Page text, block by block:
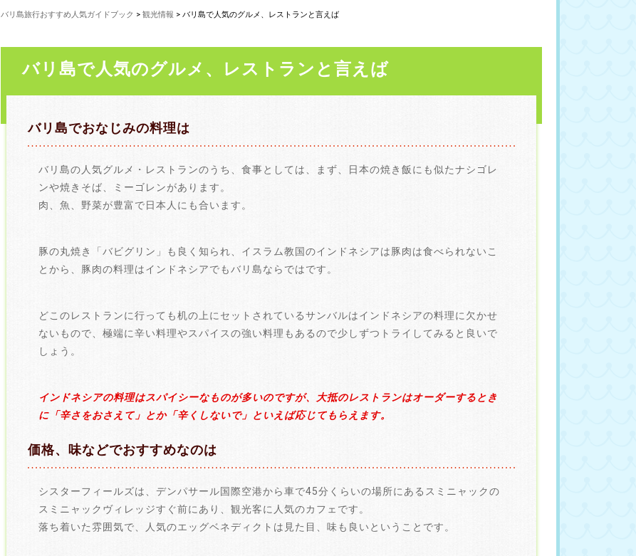
バリ島旅行おすすめ人気ガイドブック > 観光情報 > バリ島で人気のグルメ、レストランと言えば
バリ島で人気のグルメ、レストランと言えば
バリ島でおなじみの料理は
バリ島の人気グルメ・レストランのうち、食事としては、まず、日本の焼き飯にも似たナシゴレ
ンや焼きそば、ミーゴレンがあります。
肉、魚、野菜が豊富で日本人にも合います。
豚の丸焼き「バビグリン」も良く知られ、イスラム教国のインドネシアは豚肉は食べられないこ
とから、豚肉の料理はインドネシアでもバリ島ならではです。
どこのレストランに行っても机の上にセットされているサンバルはインドネシアの料理に欠かせ
ないもので、極端に辛い料理やスパイスの強い料理もあるので少しずつトライしてみると良いで
しょう。
インドネシアの料理はスパイシーなものが多いのですが、大抵のレストランはオーダーするとき
に「辛さをおさえて」とか「辛くしないで」といえば応じてもらえます。
価格、味などでおすすめなのは
シスターフィールズは、デンパサール国際空港から車で45分くらいの場所にあるスミニャックの
スミニャックヴィレッジすぐ前にあり、観光客に人気のカフェです。
落ち着いた雰囲気で、人気のエッグベネディクトは見た目、味も良いということです。